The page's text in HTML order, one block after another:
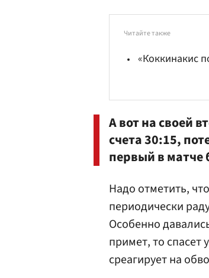
Читайте также
«Коккинакис
А вот на своей
счета 30:15,
первый в матче
Надо отметить,
периодически
Особенно
примет, то
среагирует на